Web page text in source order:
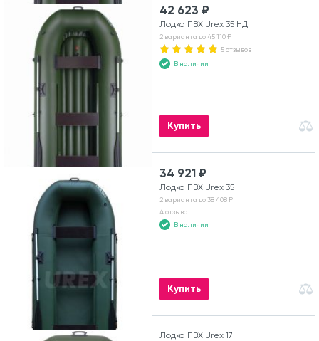
42 623 ₽
Лодка ПВХ Urex 35 НД
2 варианта до 45 110 ₽
5 отзывов
В наличии
Купить
34 921 ₽
Лодка ПВХ Urex 35
2 варианта до 38 408 ₽
4 отзыва
В наличии
Купить
Лодка ПВХ Urex 17